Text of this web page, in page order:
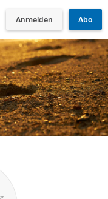
Anmelden Abo